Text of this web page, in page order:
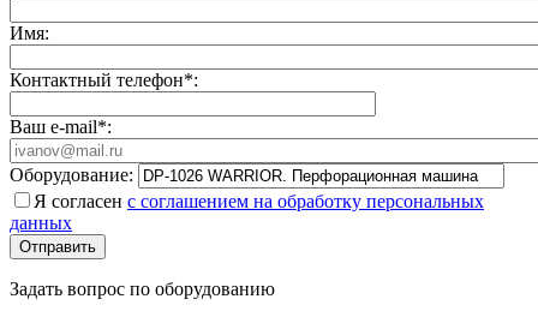
Имя:
Контактный телефон*:
Ваш e-mail*:
Оборудование:
Я согласен с соглашением на обработку персональных
данных
Задать вопрос по оборудованию